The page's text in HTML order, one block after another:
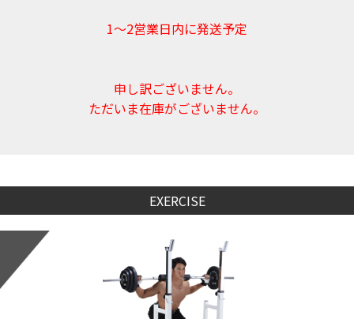
1～2営業日内に発送予定
申し訳ございません。
ただいま在庫がございません。
EXERCISE